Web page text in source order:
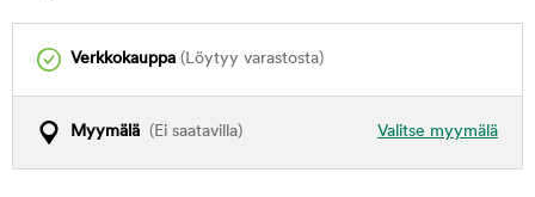
Verkkokauppa (Löytyy varastosta)
Valitse myymälä
Myymälä (Ei saatavilla)